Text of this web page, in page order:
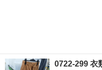
0722-299 衣